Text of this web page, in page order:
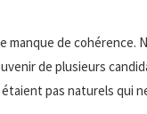
manque de cohérence.
de plusieurs
pas naturels qui